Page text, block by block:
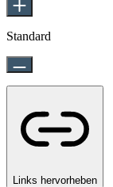
Standard
Links hervorheben